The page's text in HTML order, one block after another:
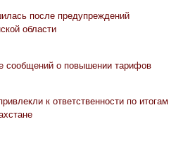
после предупреждений
области
сообщений о повышении тарифов
к ответственности по итогам